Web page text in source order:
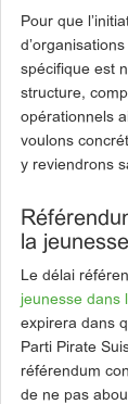
Pour que
spécifique est
structure,
opérationnels
voulons
y reviendrons
la jeunesse
Le délai
jeunesse dans
expirera dans
Parti Pirate
référendum
de ne pas